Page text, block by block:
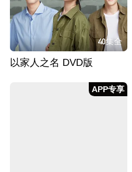
40集全
以家人之名 DVD版
APP专享